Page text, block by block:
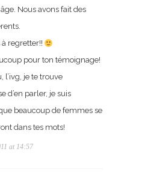
Nous avons fait des
à regretter!!
pour ton témoignage!
l’ivg, je te trouve
d’en parler, je suis
beaucoup de femmes se
dans tes mots!
at 14:57